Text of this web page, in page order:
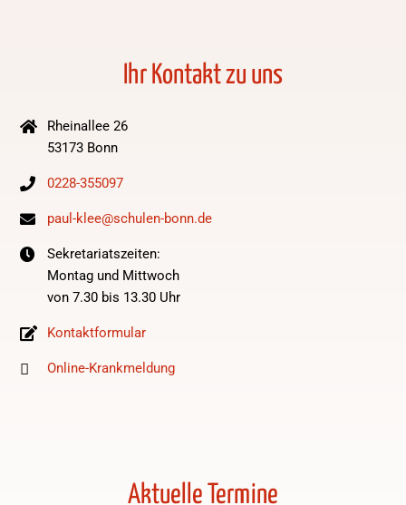
Ihr Kontakt zu uns
Rheinallee 26
53173 Bonn
0228-355097
paul-klee@schulen-bonn.de
Sekretariatszeiten:
Montag und Mittwoch
von 7.30 bis 13.30 Uhr
Kontaktformular
Online-Krankmeldung
Aktuelle Termine